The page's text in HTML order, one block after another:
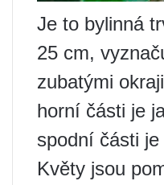
Je to bylinná
25 cm,
zubatými
horní části je
spodní části
Květy jsou